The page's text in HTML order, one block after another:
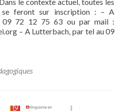
se feront sur inscription : – A
09 72 12 75 63 ou par mail :
– A Lutterbach, par tel au 09